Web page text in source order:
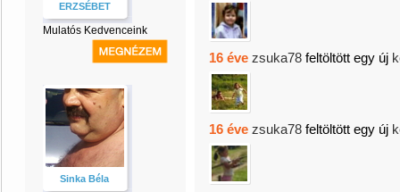
ERZSÉBET
Mulatós Kedvenceink
Sinka Béla
16 éve zsuka78 feltöltött egy új
16 éve zsuka78 feltöltött egy új